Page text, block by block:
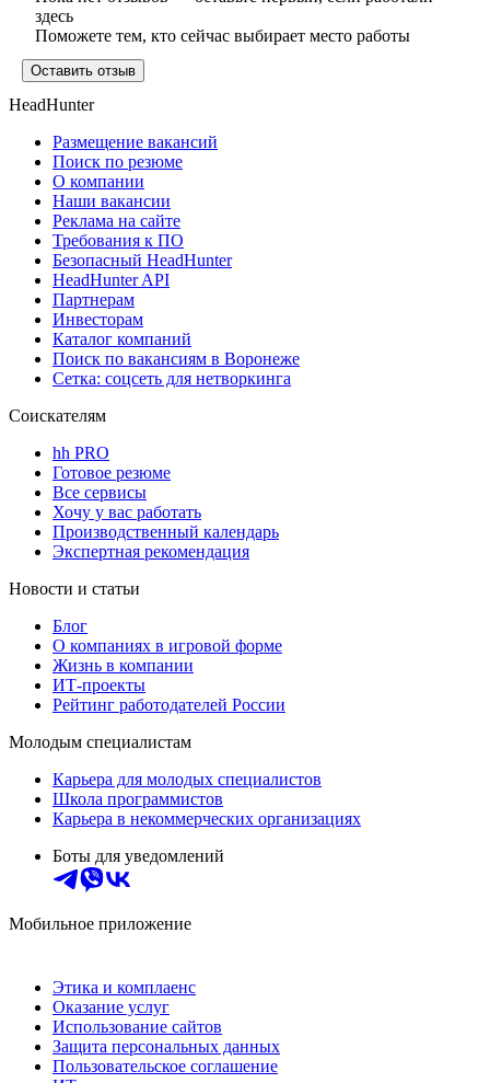
здесь
Поможете тем, кто сейчас выбирает место работы
Оставить отзыв
HeadHunter
Размещение вакансий
Поиск по резюме
О компании
Наши вакансии
Реклама на сайте
Требования к ПО
Безопасный HeadHunter
HeadHunter API
Партнерам
Инвесторам
Каталог компаний
Поиск по вакансиям в Воронеже
Сетка: соцсеть для нетворкинга
Соискателям
hh PRO
Готовое резюме
Все сервисы
Хочу у вас работать
Производственный календарь
Экспертная рекомендация
Новости и статьи
Блог
О компаниях в игровой форме
Жизнь в компании
ИТ-проекты
Рейтинг работодателей России
Молодым специалистам
Карьера для молодых специалистов
Школа программистов
Карьера в некоммерческих организациях
Боты для уведомлений
Мобильное приложение
Этика и комплаенс
Оказание услуг
Использование сайтов
Защита персональных данных
Пользовательское соглашение